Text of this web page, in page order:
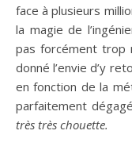
face à plusieurs
la magie de
pas forcément trop
donné l’envie d’y
en fonction de la
parfaitement
très très chouette.